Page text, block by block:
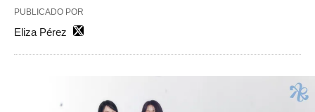
PUBLICADO POR
Eliza Pérez